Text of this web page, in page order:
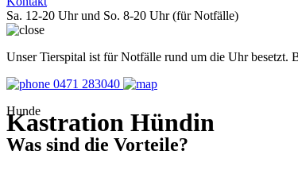
Sa. 12-20 Uhr und So. 8-20 Uhr (für Notfälle)
Unser Tierspital ist für Notfälle rund um die Uhr
0471 283040
Kastration Hündin
Hunde
Was sind die Vorteile?